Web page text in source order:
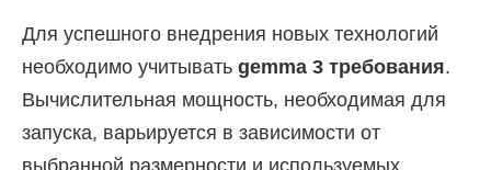
Для успешного внедрения новых технологий
необходимо учитывать gemma 3 требования.
Вычислительная мощность, необходимая для
запуска, варьируется в зависимости от
выбранной размерности и используемых